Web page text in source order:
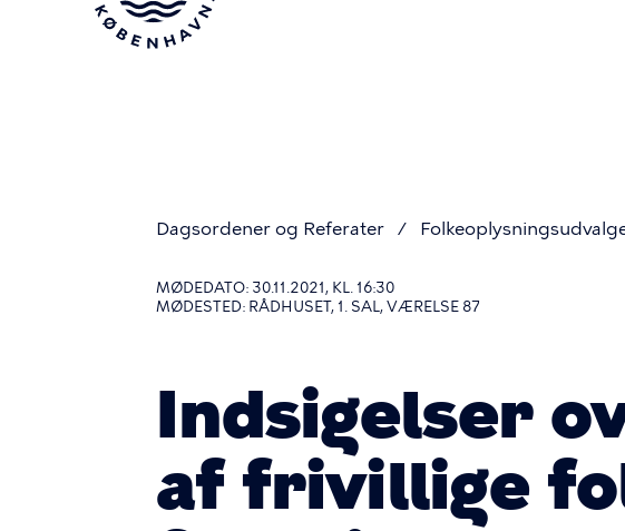
Dagsordener og Referater
MØDEDATO: 30.11.2021, KL. 16:30
MØDESTED: RÅDHUSET, 1. SAL, VÆRELSE 87
Indsigelser
af frivillige